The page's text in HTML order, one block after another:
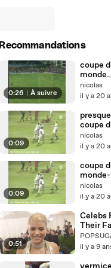
Recommandations
0:26 À suivre
coupe
monde
presque
nicolas
il y a 20
0:09
coupe
monde
nicolas
il y a 20
0:09
coupe
monde-
nicolas
il y a 20
0:51
Celebs
Their
Outfits
Growing
Gala
il y a 9